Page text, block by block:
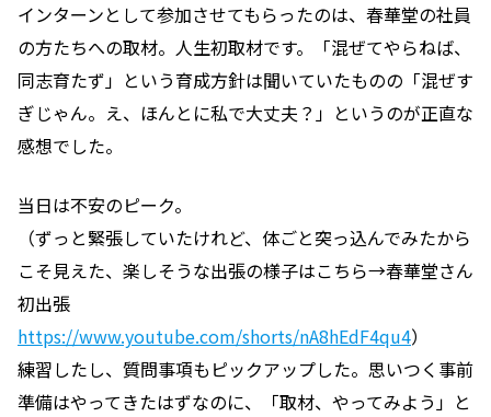
インターンとして参加させてもらったのは、春華堂の社員
の方たちへの取材。人生初取材です。「混ぜてやらねば、
同志育たず」という育成方針は聞いていたものの「混ぜす
ぎじゃん。え、ほんとに私で大丈夫？」というのが正直な
感想でした。
当日は不安のピーク。
（ずっと緊張していたけれど、体ごと突っ込んでみたから
こそ見えた、楽しそうな出張の様子はこちら→春華堂さん
初出張
https://www.youtube.com/shorts/nA8hEdF4qu4）
練習したし、質問事項もピックアップした。思いつく事前
準備はやってきたはずなのに、「取材、やってみよう」と